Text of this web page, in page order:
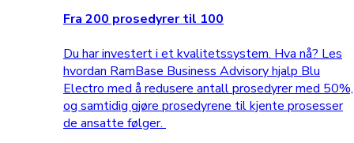
Fra 200 prosedyrer til 100
Du har investert i et kvalitetssystem. Hva nå? Les
hvordan RamBase Business Advisory hjalp Blu
Electro med å redusere antall prosedyrer med 50%,
og samtidig gjøre prosedyrene til kjente prosesser
de ansatte følger.